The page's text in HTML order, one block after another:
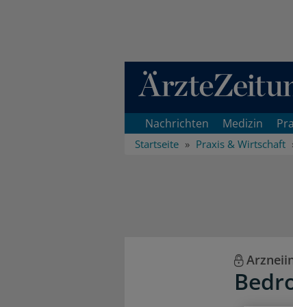
Direkt zum Inhaltsbereich
Nachrichten Medizin
Startseite Praxis & Wirtschaft